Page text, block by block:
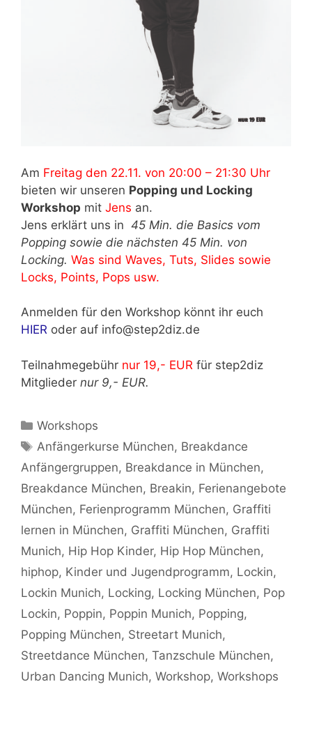
Am Freitag den 22.11. von 20:00 – 21:30 Uhr
bieten wir unseren Popping und Locking
Workshop mit Jens an.
Jens erklärt uns in 45 Min. die Basics vom
Popping sowie die nächsten 45 Min. von
Locking. Was sind Waves, Tuts, Slides sowie
Locks, Points, Pops usw.
Anmelden für den Workshop könnt ihr euch
HIER oder auf info@step2diz.de
Teilnahmegebühr nur 19,- EUR für step2diz
Mitglieder nur 9,- EUR.
Kategorien
Workshops
Schlagwörter
Anfängerkurse München, Breakdance
Anfängergruppen, Breakdance in München,
Breakdance München, Breakin, Ferienangebote
München, Ferienprogramm München, Graffiti
lernen in München, Graffiti München, Graffiti
Munich, Hip Hop Kinder, Hip Hop München,
hiphop, Kinder und Jugendprogramm, Lockin,
Lockin Munich, Locking, Locking München, Pop
Lockin, Poppin, Poppin Munich, Popping,
Popping München, Streetart Munich,
Streetdance München, Tanzschule München,
Urban Dancing Munich, Workshop, Workshops